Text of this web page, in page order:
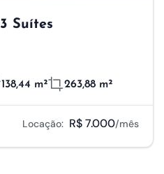
Suítes
138,44 m² 263,88 m²
Locação: R$ 7.000/mês